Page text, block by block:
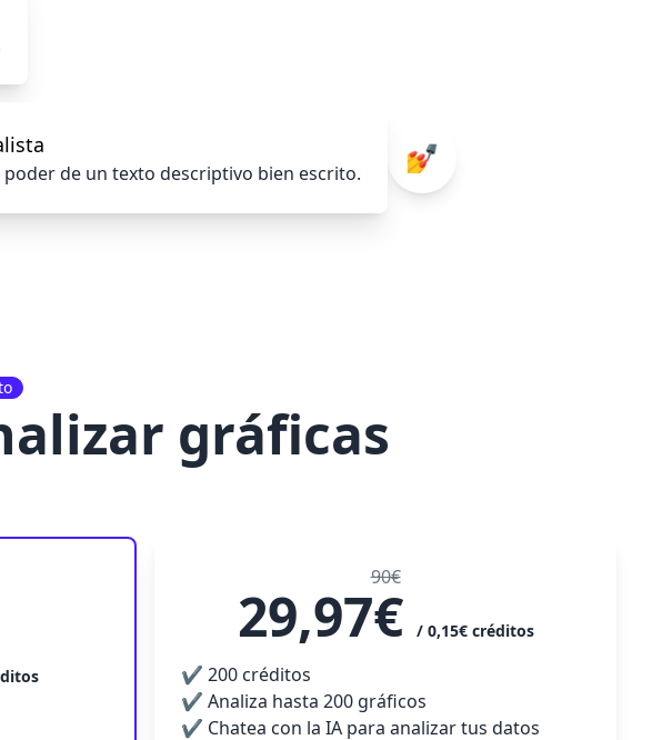
💅
poder de un texto descriptivo bien escrito.
gráficas
90€
29,97€ / 0,15€ créditos
✔ 200 créditos
✔ Analiza hasta 200 gráficos
✔ Chatea con la IA para analizar tus datos